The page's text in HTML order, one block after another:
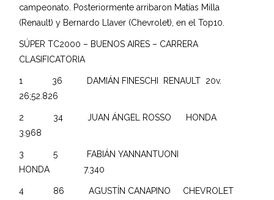
campeonato. Posteriormente arribaron Matías Milla
(Renault) y Bernardo Llaver (Chevrolet), en el Top10.
SÚPER TC2000 – BUENOS AIRES – CARRERA
CLASIFICATORIA
1 36 DAMIÁN FINESCHI RENAULT 20v.
26;52.826
2 34 JUAN ÁNGEL ROSSO HONDA
3.968
3 5 FABIÁN YANNANTUONI
HONDA 7.340
4 86 AGUSTÍN CANAPINO CHEVROLET